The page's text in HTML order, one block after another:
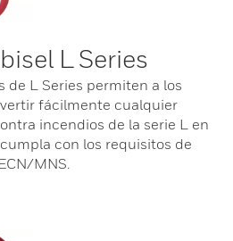
L Series
de L Series permiten a los
fácilmente cualquier
incendios de la serie L en
con los requisitos de
MNS.